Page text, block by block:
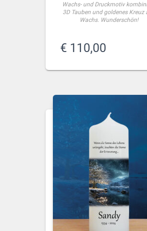
Wachs- und Druckmotiv
3D Tauben und goldenes Kreuz
Wachs. Wunderschön!
€ 110,00